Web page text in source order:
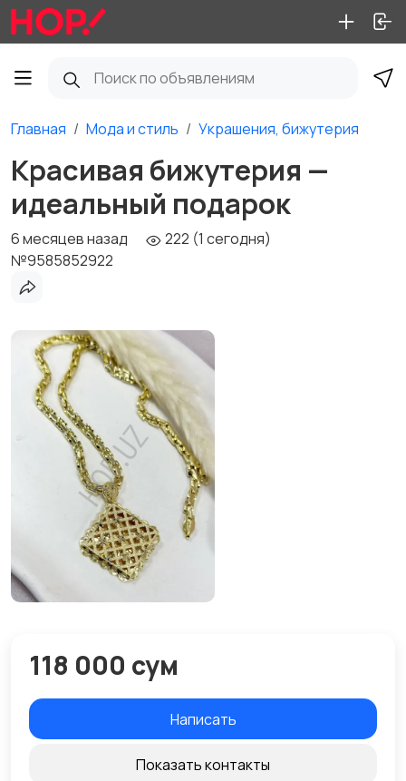
Главная Мода и стиль Украшения, бижутерия
Красивая бижутерия —
идеальный подарок
6 месяцев назад
222 (1 сегодня)
№9585852922
118 000 сум
Написать
Показать контакты